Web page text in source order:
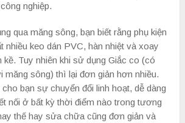
nghiệp.
qua măng sông, bạn biết rằng phụ kiện
nhiều keo dán PVC, hàn nhiệt và xoay
kề. Tuy nhiên khi sử dụng Giắc co (có
măng sông) thì lại đơn giản hơn nhiều.
bạn sự chuyển đổi linh hoạt, dễ dàng
nối ở bất kỳ thời điểm nào trong tương
thế hay sửa chữa cũng đơn giản và